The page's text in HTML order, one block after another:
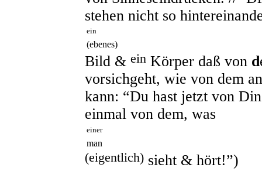
stehen nicht so
ein
(ebenes)
Bild & ein Körper daß von d
vorsichgeht, wie von dem
kann: “Du hast jetzt von
einmal von dem, was
einer
man
(eigentlich) sieht & hört!”)